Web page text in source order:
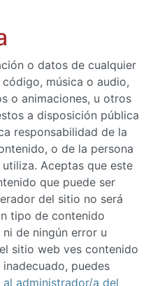
o datos de cualquier
música o audio,
o animaciones, u otros
a disposición pública
responsabilidad de la
o de la persona
Aceptas que este
que puede ser
del sitio no será
tipo de contenido
de ningún error u
sitio web ves contenido
puedes
administrador/a del